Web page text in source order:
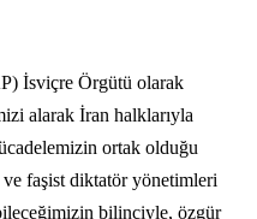
İsviçre Örgütü olarak
alarak İran halklarıyla
ortak olduğu
faşist diktatör yönetimleri
bilinciyle, özgür